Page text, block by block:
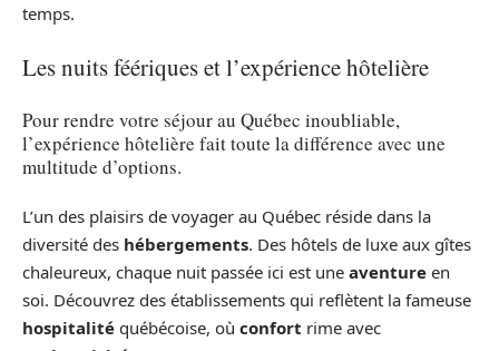
temps.
Les nuits féériques et l’expérience hôtelière
Pour rendre votre séjour au Québec inoubliable,
l’expérience hôtelière fait toute la différence avec une
multitude d’options.
L’un des plaisirs de voyager au Québec réside dans la
diversité des hébergements. Des hôtels de luxe aux gîtes
chaleureux, chaque nuit passée ici est une aventure en
soi. Découvrez des établissements qui reflètent la fameuse
hospitalité québécoise, où confort rime avec